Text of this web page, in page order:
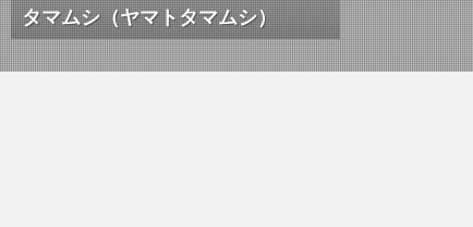
タマムシ（ヤマトタマムシ）